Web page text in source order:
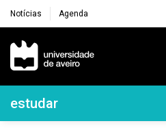
Notícias Agenda
Navegação Principal
Navegação Lateral
estudar